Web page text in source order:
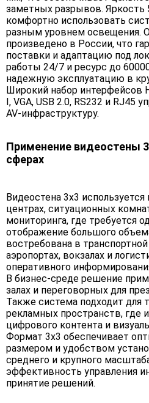
заметных разрывов. Яркость
комфортно использовать
разным уровнем освещения.
произведено в России, что
поставки и адаптацию под
работы 24/7 и ресурс до
надежную эксплуатацию в
Широкий набор интерфейсов
I, VGA, USB 2.0, RS232 и RJ45
AV-инфраструктуру.
Применение видеостены
сферах
Видеостена 3х3
центрах, ситуационных
мониторинга, где требуется
отображение большого
востребована в
аэропортах, вокзалах и
оперативного
В бизнес-среде решение
залах и переговорных для
Также система подходит для
рекламных пространств, где
цифрового контента и
Формат 3х3 обеспечивает
размером и удобством
среднего и крупного
эффективность управления
принятие решений.